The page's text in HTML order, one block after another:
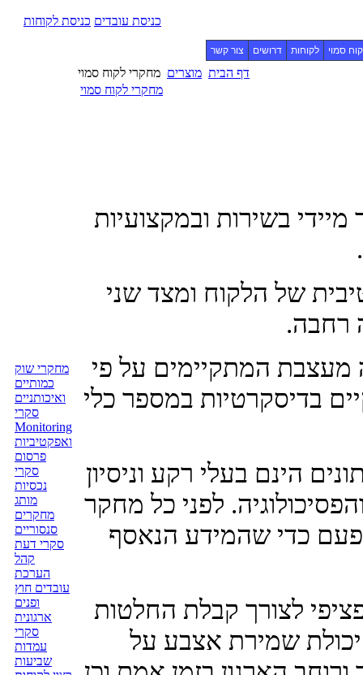
כניסת לקוחות כניסת עובדים
צור קשר דרושים לקוחות סמוי
מחקרי שוק
כמותיים
ואיכותניים
סקרי
Monitoring
ואפקטיביות
פרסום
סקרי
נכסיות
מותג
מחקרים
סנסוריים
סקרי דעת
קהל
הערכת
עובדים חוץ
ופנים
ארגונית
סקרי
עמדות
שביעות
דף הבית מוצרים מחקרי לקוח סמוי
מחקרי לקוח סמוי
בשירות ובמקצועיות
של הלקוח ומצד שני
רחבה.
המתקיימים על פי
בדיסקרטיות במספר כלי
הינם בעלי רקע וניסיון
לפני כל מחקר
כדי שהמידע הנאסף
לצורך קבלת החלטות
שמירת אצבע על